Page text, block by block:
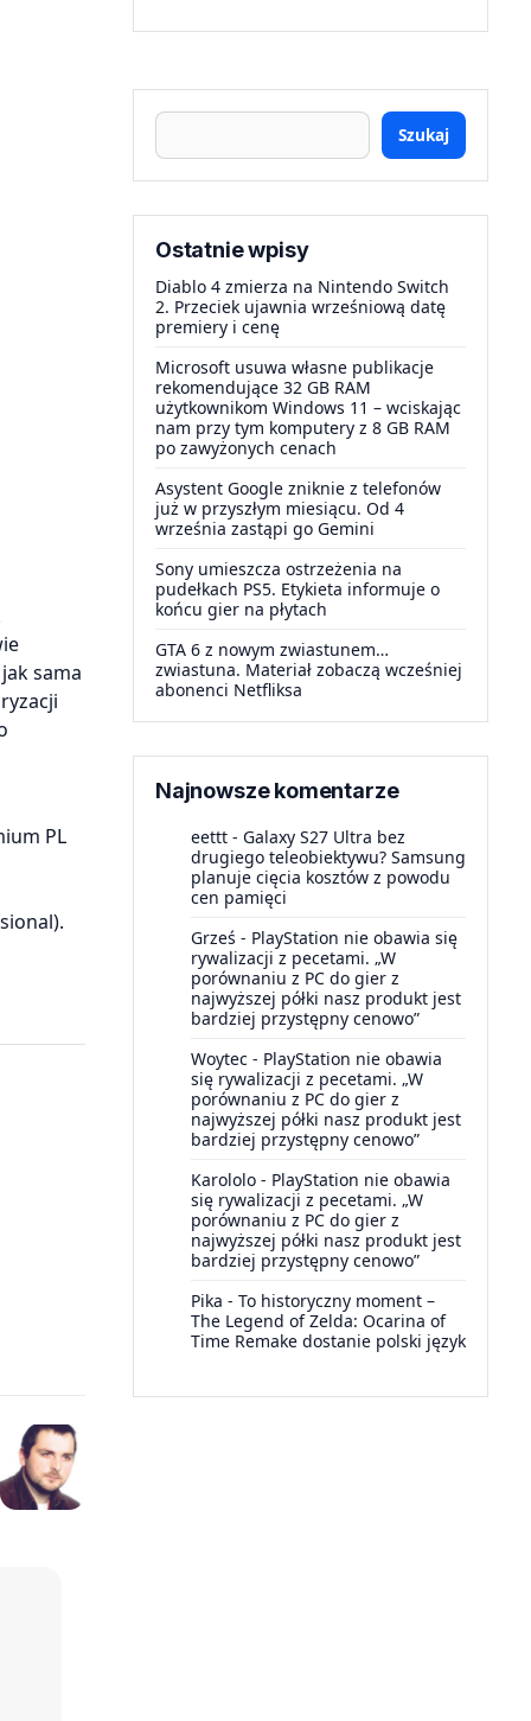
sama
PL
Szukaj
Ostatnie wpisy
Diablo 4 zmierza na Nintendo Switch
2. Przeciek ujawnia wrześniową datę
premiery i cenę
Microsoft usuwa własne publikacje
rekomendujące 32 GB RAM
użytkownikom Windows 11 – wciskając
nam przy tym komputery z 8 GB RAM
po zawyżonych cenach
Asystent Google zniknie z telefonów
już w przyszłym miesiącu. Od 4
września zastąpi go Gemini
Sony umieszcza ostrzeżenia na
pudełkach PS5. Etykieta informuje o
końcu gier na płytach
GTA 6 z nowym zwiastunem…
zwiastuna. Materiał zobaczą wcześniej
abonenci Netfliksa
Najnowsze komentarze
eettt - Galaxy S27 Ultra bez
drugiego teleobiektywu? Samsung
planuje cięcia kosztów z powodu
cen pamięci
Grześ - PlayStation nie obawia się
rywalizacji z pecetami. „W
porównaniu z PC do gier z
najwyższej półki nasz produkt jest
bardziej przystępny cenowo”
Woytec - PlayStation nie obawia
się rywalizacji z pecetami. „W
porównaniu z PC do gier z
najwyższej półki nasz produkt jest
bardziej przystępny cenowo”
Karololo - PlayStation nie obawia
się rywalizacji z pecetami. „W
porównaniu z PC do gier z
najwyższej półki nasz produkt jest
bardziej przystępny cenowo”
Pika - To historyczny moment –
The Legend of Zelda: Ocarina of
Time Remake dostanie polski język